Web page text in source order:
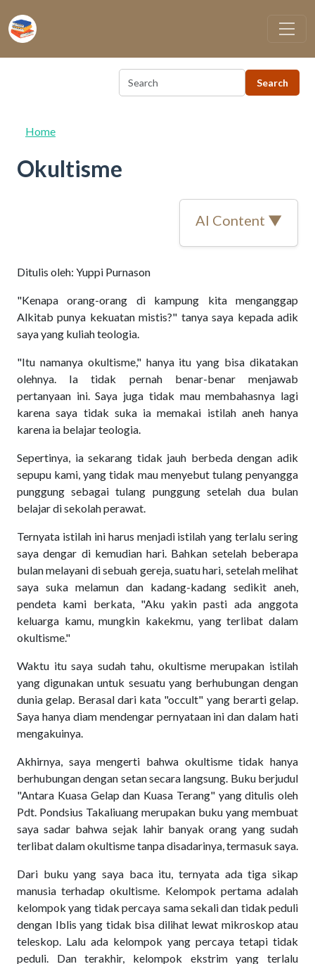
Home
Okultisme
AI Content ▼
Ditulis oleh: Yuppi Purnason
"Kenapa orang-orang di kampung kita menganggap
Alkitab punya kekuatan mistis?" tanya saya kepada adik
saya yang kuliah teologia.
"Itu namanya okultisme," hanya itu yang bisa dikatakan
olehnya. Ia tidak pernah benar-benar menjawab
pertanyaan ini. Saya juga tidak mau membahasnya lagi
karena saya tidak suka ia memakai istilah aneh hanya
karena ia belajar teologia.
Sepertinya, ia sekarang tidak jauh berbeda dengan adik
sepupu kami, yang tidak mau menyebut tulang penyangga
punggung sebagai tulang punggung setelah dua bulan
belajar di sekolah perawat.
Ternyata istilah ini harus menjadi istilah yang terlalu sering
saya dengar di kemudian hari. Bahkan setelah beberapa
bulan melayani di sebuah gereja, suatu hari, setelah melihat
saya suka melamun dan kadang-kadang sedikit aneh,
pendeta kami berkata, "Aku yakin pasti ada anggota
keluarga kamu, mungkin kakekmu, yang terlibat dalam
okultisme."
Waktu itu saya sudah tahu, okultisme merupakan istilah
yang digunakan untuk sesuatu yang berhubungan dengan
dunia gelap. Berasal dari kata "occult" yang berarti gelap.
Saya hanya diam mendengar pernyataan ini dan dalam hati
mengakuinya.
Akhirnya, saya mengerti bahwa okultisme tidak hanya
berhubungan dengan setan secara langsung. Buku berjudul
"Antara Kuasa Gelap dan Kuasa Terang" yang ditulis oleh
Pdt. Pondsius Takaliuang merupakan buku yang membuat
saya sadar bahwa sejak lahir banyak orang yang sudah
terlibat dalam okultisme tanpa disadarinya, termasuk saya.
Dari buku yang saya baca itu, ternyata ada tiga sikap
manusia terhadap okultisme. Kelompok pertama adalah
kelompok yang tidak percaya sama sekali dan tidak peduli
dengan Iblis yang tidak bisa dilihat lewat mikroskop atau
teleskop. Lalu ada kelompok yang percaya tetapi tidak
peduli. Dan terakhir, kelompok ekstrim yang terlalu